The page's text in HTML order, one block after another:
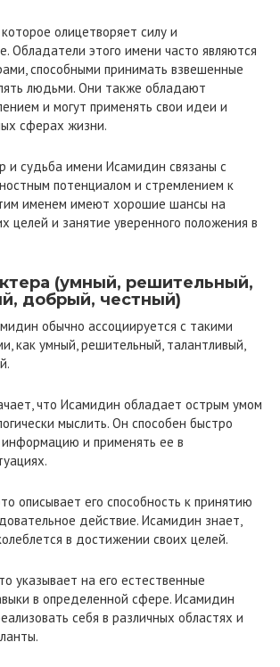
олицетворяет силу и
Обладатели этого имени часто являются
способными принимать взвешенные
людьми. Они также обладают
и могут применять свои идеи и
сферах жизни.
и судьба имени Исамидин связаны с
потенциалом и стремлением к
именем имеют хорошие шансы на
целей и занятие уверенного положения в
(умный, решительный,
добрый, честный)
обычно ассоциируется с такими
как умный, решительный, талантливый,
что Исамидин обладает острым умом
мыслить. Он способен быстро
и применять ее в
описывает его способность к принятию
действие. Исамидин знает,
в достижении своих целей.
указывает на его естественные
в определенной сфере. Исамидин
себя в различных областях и